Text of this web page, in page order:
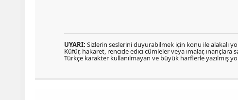
UYARI: Sizlerin seslerini duyurabilmek için konu ile alakalı
Küfür, hakaret, rencide edici cümleler veya imalar, inançlara
Türkçe karakter kullanılmayan ve büyük harflerle yazılmış